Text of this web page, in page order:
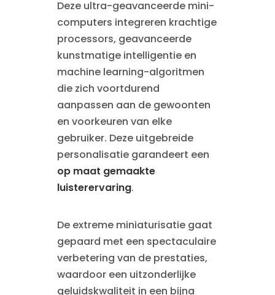
Deze ultra-geavanceerde mini-
computers integreren krachtige
processors, geavanceerde
kunstmatige intelligentie en
machine learning-algoritmen
die zich voortdurend
aanpassen aan de gewoonten
en voorkeuren van elke
gebruiker. Deze uitgebreide
personalisatie garandeert een
op maat gemaakte
luisterervaring.
De extreme miniaturisatie gaat
gepaard met een spectaculaire
verbetering van de prestaties,
waardoor een uitzonderlijke
geluidskwaliteit in een bijna